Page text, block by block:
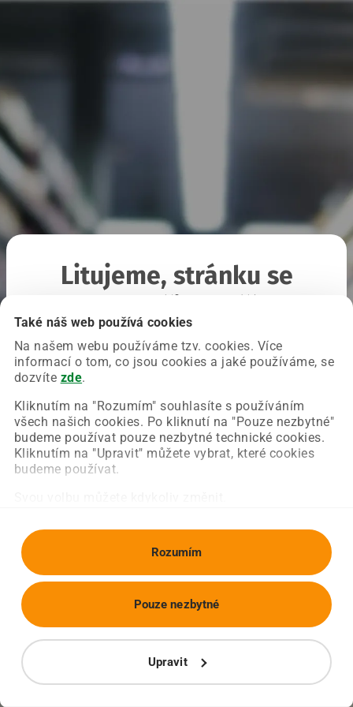
Také náš web používá cookies
Na našem webu používáme tzv. cookies. Více
informací o tom, co jsou cookies a jaké používáme, se
dozvíte zde.
Kliknutím na "Rozumím" souhlasíte s používáním
všech našich cookies. Po kliknutí na "Pouze nezbytné"
budeme používat pouze nezbytné technické cookies.
Kliknutím na "Upravit" můžete vybrat, které cookies
budeme používat.
Rozumím
Upravit
Pouze nezbytné
Litujeme, stránku se
Chyba nastala na naší straně a už ji opravujeme.
Zkuste prosím znovu načíst požadovanou stránku.
Obnovit stránku Úvodní strana